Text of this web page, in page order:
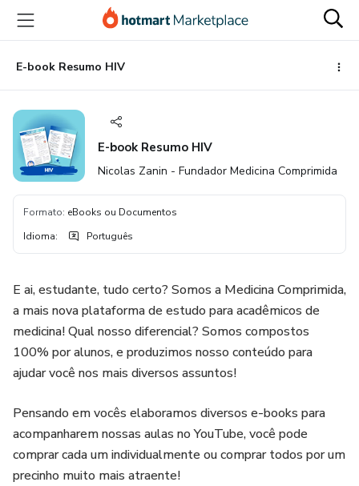
para
conteúdo
principal
para
pagamento
para
rodapé
E-book Resumo HIV
E-book Resumo HIV
Nicolas Zanin - Fundador Medicina Comprimida
Formato: eBooks ou Documentos
Idioma: Português
E ai, estudante, tudo certo? Somos a Medicina Comprimida,
a mais nova plataforma de estudo para acadêmicos de
medicina! Qual nosso diferencial? Somos compostos
100% por alunos, e produzimos nosso conteúdo para
ajudar você nos mais diversos assuntos!
Pensando em vocês elaboramos diversos e-books para
acompanharem nossas aulas no YouTube, você pode
comprar cada um individualmente ou comprar todos por um
precinho muito mais atraente!